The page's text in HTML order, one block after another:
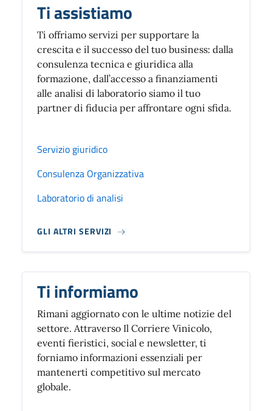
Ti assistiamo
Ti offriamo servizi per supportare la
crescita e il successo del tuo business: dalla
consulenza tecnica e giuridica alla
formazione, dall’accesso a finanziamenti
alle analisi di laboratorio siamo il tuo
partner di fiducia per affrontare ogni sfida.
Servizio giuridico
Consulenza Organizzativa
Laboratorio di analisi
GLI ALTRI SERVIZI
Ti informiamo
Rimani aggiornato con le ultime notizie del
settore. Attraverso Il Corriere Vinicolo,
eventi fieristici, social e newsletter, ti
forniamo informazioni essenziali per
mantenerti competitivo sul mercato
globale.